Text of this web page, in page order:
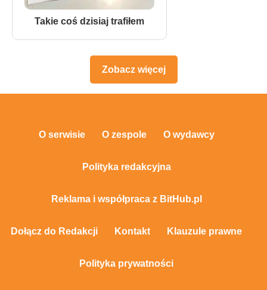
Takie coś dzisiaj trafiłem
Zobacz więcej
O serwisie O zespole O wydawcy
Polityka redakcyjna
Reklama i współpraca z BitHub.pl
Dołącz do Redakcji Kontakt Klauzule prawne
Polityka prywatności